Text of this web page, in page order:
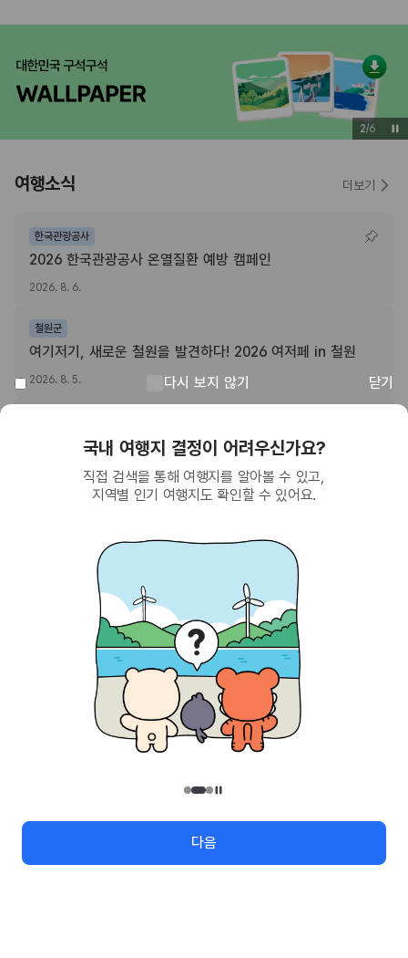
2/6
여행소식
한국관광공사
2026 한국관광공사 온열질환 예방 캠페인
2026. 8. 6.
철원군
여기저기, 새로운 철원을 발견하다! 2026 여저페 in 철원
2026. 8. 5.
더보기
다시 보지 않기 닫기
회원이 되면 받을 수 있는 혜택
SNS를 통한 간편 가입으로 한국관광공사에서
제공하는 다양한 혜택을 누려보세요.
대구석 회원이 되어볼래요!
지역번호
관광정보 수정/신규요청
유관기관
(26464) 강원특별자치도 원주시 세계로 10
대표전화 033-738-3000 (유료, 평일 09시~18시)
메뉴 검색 여행지도 로그인